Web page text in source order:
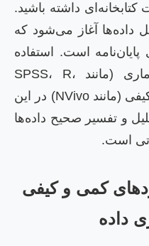
داشته باشید.
داده‌ها آغاز می‌شود که
است. استفاده
از نرم‌افزارهای تخصصی آماری (مانند SPSS، R،
Stata) یا نرم‌افزارهای تحلیل کیفی (مانند NVivo) در این
و تفسیر صحیح داده‌ها
است.
کمی و کیفی
داده